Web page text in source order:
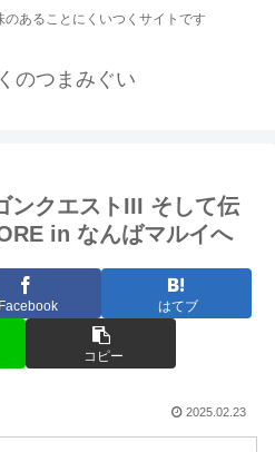
あることにくいつくサイトです
のつまみぐい
ンクエストIII そして伝
in なんばマルイへ
Facebook はてブ
コピー
2025.02.23